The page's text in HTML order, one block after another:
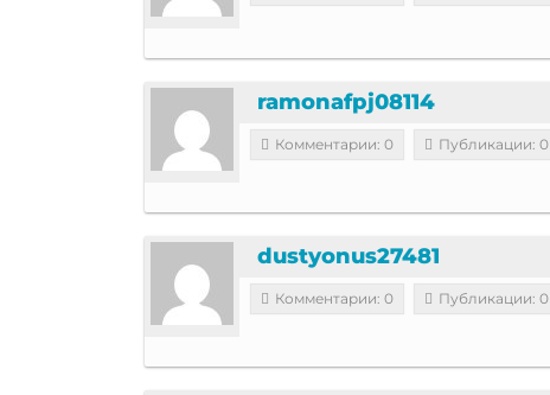
ramonafpj08114
Комментарии: 0 Публикации: 0
dustyonus27481
Комментарии: 0 Публикации: 0